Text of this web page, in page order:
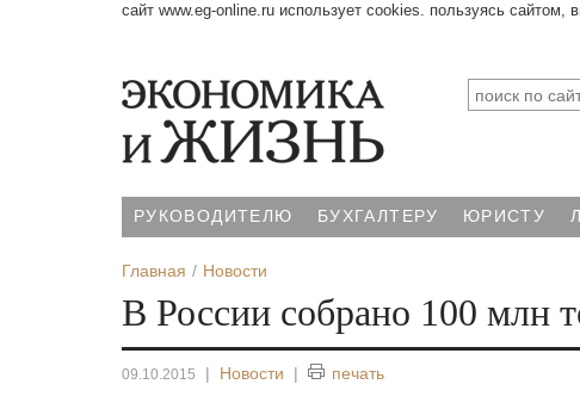
сайт www.eg-online.ru использует cookies. пользуясь сайтом,
РУКОВОДИТЕЛЮ БУХГАЛТЕРУ ЮРИСТУ
Главная Новости
В России собрано 100 млн
09.10.2015 | Новости | печать